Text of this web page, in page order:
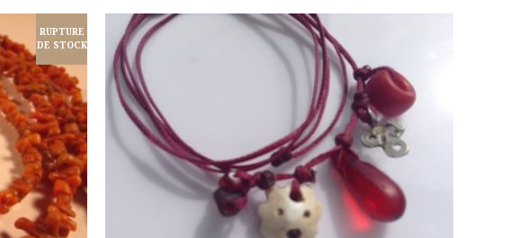
RUPTURE
DE STOCK
AJOUTER AU PANIER